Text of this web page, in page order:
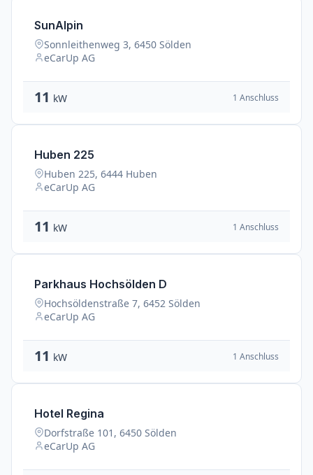
SunAlpin
Sonnleithenweg 3, 6450 Sölden
eCarUp AG
11 kW 1 Anschluss
Huben 225
Huben 225, 6444 Huben
eCarUp AG
11 kW 1 Anschluss
Parkhaus Hochsölden D
Hochsöldenstraße 7, 6452 Sölden
eCarUp AG
11 kW 1 Anschluss
Hotel Regina
Dorfstraße 101, 6450 Sölden
eCarUp AG